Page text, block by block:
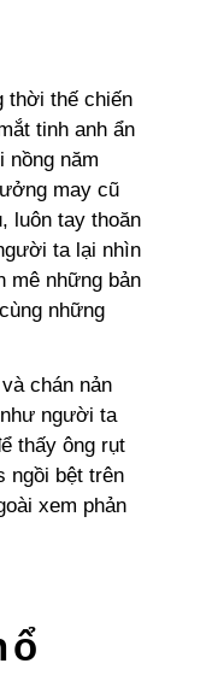
thời thế chiến
tinh anh ẩn
nồng năm
may cũ
luôn tay thoăn
ta lại nhìn
mê những bản
những
chán nản
người ta
thấy ông rụt
ngồi bệt trên
xem phản